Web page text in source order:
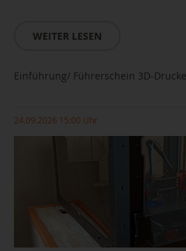
WEITER LESEN
Einführung/ Führerschein 3D-
24.09.2026 15:00 Uhr